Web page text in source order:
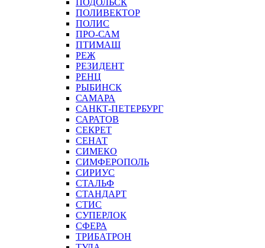
ПОЛИВЕКТОР
ПОЛИС
ПРО-САМ
ПТИМАШ
РЕЖ
РЕЗИДЕНТ
РЕНЦ
РЫБИНСК
САМАРА
САНКТ-ПЕТЕРБУРГ
САРАТОВ
СЕКРЕТ
СЕНАТ
СИМЕКО
СИМФЕРОПОЛЬ
СИРИУС
СТАЛЬФ
СТАНДАРТ
СТИС
СУПЕРЛОК
СФЕРА
ТРИБАТРОН